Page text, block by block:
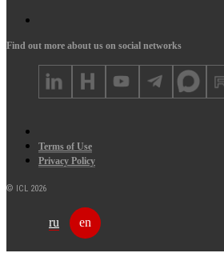
Find out more about us on social networks
Terms of Use
Privacy Policy
© ICL 2026
ru en